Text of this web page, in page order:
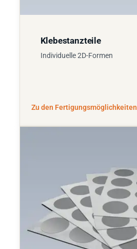
Klebestanzteile
Individuelle 2D-Formen
Zu den Fertigungsmöglichkeiten